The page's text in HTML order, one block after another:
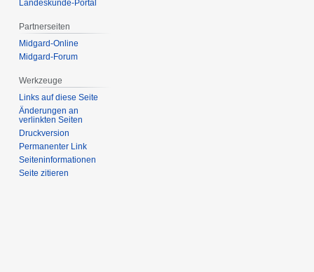
Landeskunde-Portal
Partnerseiten
Midgard-Online
Midgard-Forum
Werkzeuge
Links auf diese Seite
Änderungen an
verlinkten Seiten
Druckversion
Permanenter Link
Seiten­­informationen
Seite zitieren